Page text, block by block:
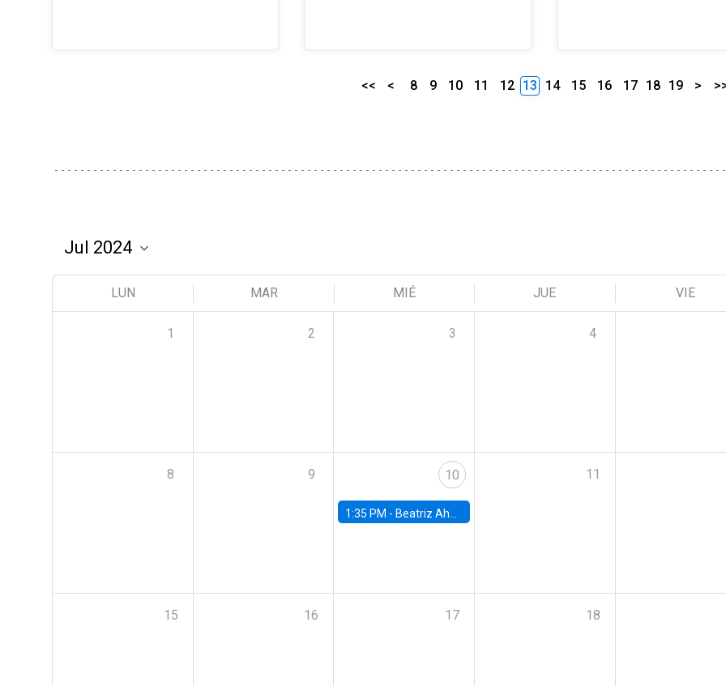
<< < 8 9 10 11 12 13 14 15 16 17 18 19 >
LUN MAR MIÉ JUE VIE
1 2 3 4
8 9 10
1:35 PM - Beatriz Ahumada, PhD candidate, Universidad de Pittsburgh
11
15 16 17 18